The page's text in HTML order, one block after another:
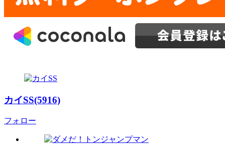
カイSS(5916)
フォロー